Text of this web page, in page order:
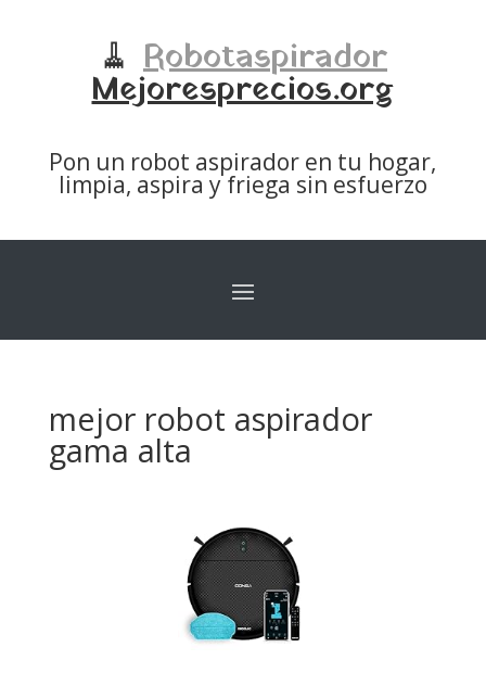
🧹 Robotaspirador
Mejoresprecios.org
Pon un robot aspirador en tu hogar,
limpia, aspira y friega sin esfuerzo
mejor robot aspirador
gama alta